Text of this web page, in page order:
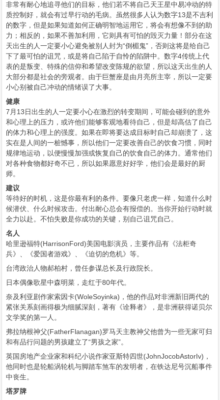
非常有耐心地追寻他们的目标，他们若不将自己天王星中易冲动的特
质控制好，就会有过早行动的毛病。虽然很多人认为数字13是不吉利
的数字，但是如果知道如何正确明智地运用它，将会有想像不到的助
力；相反的，如果不善加利用，它则具有可怕的毁灭力量！部分在这
天出生的人一定要小心避免被别人封为“倒楣鬼”，否则这将是给自己
下了最可怕的诅咒，或是将自己陷于自怜的陷阱中。数字4传统上代
表的是叛变、特殊的信仰和希望改变陈规的欲望，所以这天出生的人
大部分都是社会的旁观者。由于巨蟹座是由月亮所主宰，所以一定要
小心别被自己冲动的情绪误了大事。
健康
7月13日出生的人一定要小心在激烈的转变期间，可能会碰到的意外
和心理上的压力，或许他们能够客观地看待自己，但是却高估了自己
的体力和心理上的强度。如果在即将要达成目标时自己却崩溃了，这
实在是人间的一桩憾事，所以他们一定要改善自己的饮食习惯，同时
规律地运动，以便慢慢加强或恢复自己的饮食自己的体力。通常他们
对各种食物都好奇不已，所以如果愿意好好学，他们会是最好的厨
师。
建议
等待好的时机，这是你最有利的条件。要像只老虎一样，知道什么时
候潜伏、什么时候攻击。付出耐心总会有报偿的。当你开始行动时就
全力以赴。不怕失败是你成功的关键，别自己诅咒自己。
名人
哈里逊福特(HarrisonFord)美国电影演员，主要作品有《法柜奇
兵》、《爱国者游戏》、《迫切的危机》等。
台湾政治人物郝柏村，曾任参谋总长及行政院长。
日本偶像歌星中森明菜，走红于80年代。
奈及利亚剧作家索因卡(WoleSoyinka)，他的作品对非洲新旧两代的
紧张关系刻画得极为细腻深刻，著有《诠释者》，是非洲获得诺贝尔
文学奖的第一人。
弗拉纳根神父(FatherFlanagan)罗马天主教神父他曾为一些无家可归
和有品行问题的男孩建立了“男孩之家”。
英国房地产企业家和科纪小说作家亚斯特四世(JohnJocobAstorIv)，
他同时也是轮船涡轮机与脚踏车煞车的发明者，在铁达尼号沉船事件
中丧生。
塔罗牌